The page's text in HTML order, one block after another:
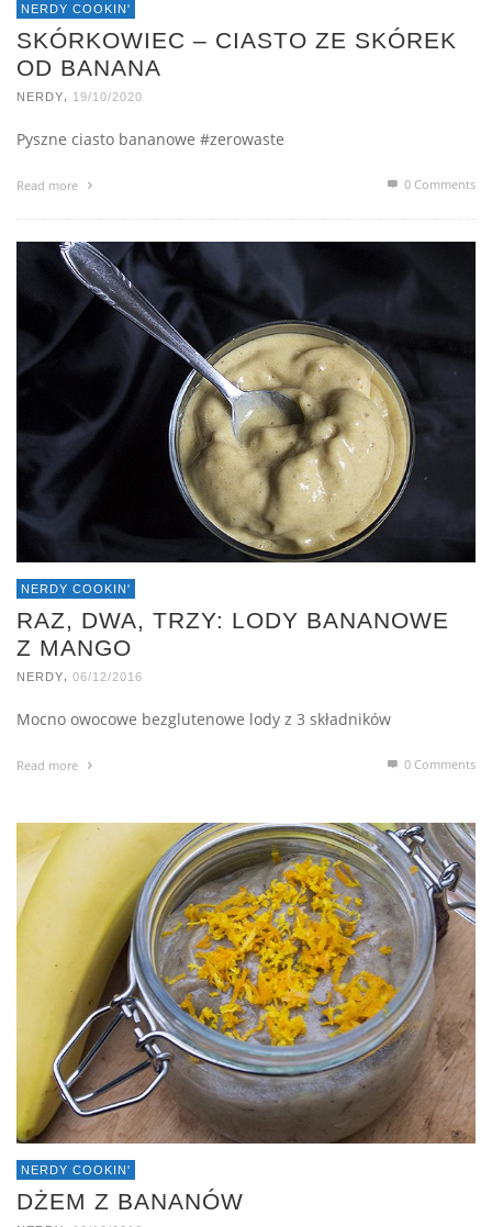
NERDY COOKIN'
SKÓRKOWIEC – CIASTO ZE SKÓREK
OD BANANA
NERDY 19/10/2020
Pyszne ciasto bananowe #zerowaste
Read more 0 Comments
NERDY COOKIN'
RAZ, DWA, TRZY: LODY BANANOWE
Z MANGO
NERDY 06/12/2016
Mocno owocowe bezglutenowe lody z 3 składników
Read more 0 Comments
NERDY COOKIN'
DŻEM Z BANANÓW